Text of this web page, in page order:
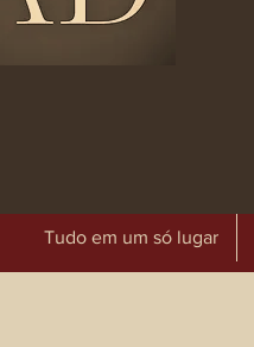
Tudo em um só lugar